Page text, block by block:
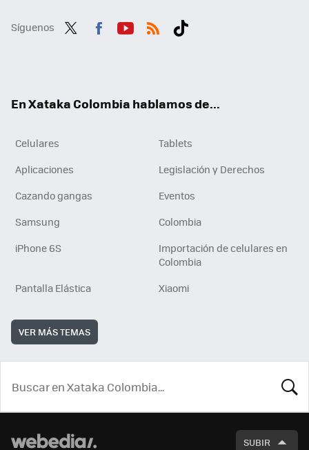
Síguenos
En Xataka Colombia hablamos de...
Celulares
Tablets
Aplicaciones
Legislación y Derechos
Cazando gangas
Eventos
Samsung
Colombia
iPhone 6S
Importación de celulares en
Colombia
Pantalla Elástica
Xiaomi
VER MÁS TEMAS
SUBIR